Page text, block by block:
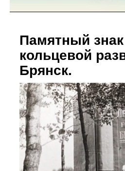
Памятный
кольцевой
Брянск.